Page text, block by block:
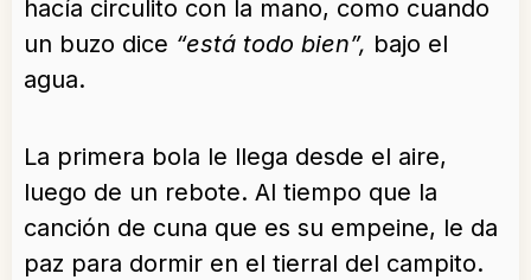
hacía circulito con la mano, como cuando
un buzo dice “está todo bien”, bajo el
agua.
La primera bola le llega desde el aire,
luego de un rebote. Al tiempo que la
canción de cuna que es su empeine, le da
paz para dormir en el tierral del campito.